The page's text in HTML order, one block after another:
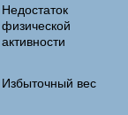
Недостаток
физической
активности
Избыточный вес